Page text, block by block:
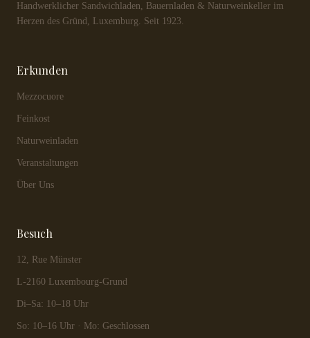
Handwerklicher Sandwichladen, Bauernladen & Naturweinkeller im
Herzen des Gründ, Luxemburg. Seit 1923.
Erkunden
Mezzocuore
Feinkost
Naturweinladen
Veranstaltungen
Über Uns
Besuch
12, Rue Münster
L-2160 Luxembourg-Grund
Di–Sa: 10–18 Uhr
So: 10–16 Uhr · Mo: Geschlossen